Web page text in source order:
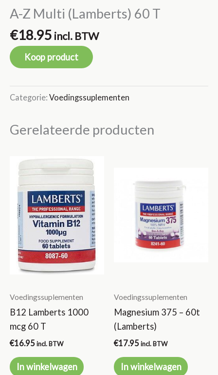
A-Z Multi (Lamberts) 60 T
€18.95 incl. BTW
Koop product
Categorie: Voedingssuplementen
Gerelateerde producten
Voedingssuplementen
B12 Lamberts 1000
mcg 60 T
€16.95incl. BTW
In winkelwagen
Voedingssuplementen
Magnesium 375 – 60t
(Lamberts)
€17.95incl. BTW
In winkelwagen